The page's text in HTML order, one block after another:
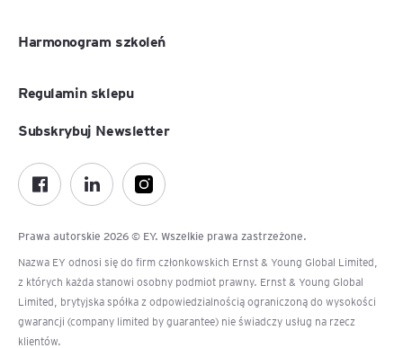
Harmonogram szkoleń
Regulamin sklepu
Prawa autorskie 2026 © EY. Wszelkie prawa zastrzeżone.
Nazwa EY odnosi się do firm członkowskich Ernst & Young Global Limited,
z których każda stanowi osobny podmiot prawny. Ernst & Young Global
Limited, brytyjska spółka z odpowiedzialnością ograniczoną do wysokości
gwarancji (company limited by guarantee) nie świadczy usług na rzecz
klientów.
Subskrybuj Newsletter